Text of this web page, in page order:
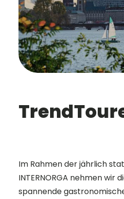
Im Rahmen der jährlich
INTERNORGA nehmen wir
spannende